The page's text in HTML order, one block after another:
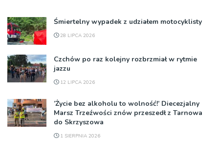
Śmiertelny wypadek z udziałem motocyklisty
28 LIPCA 2026
Czchów po raz kolejny rozbrzmiał w rytmie
jazzu
12 LIPCA 2026
’Życie bez alkoholu to wolność!’ Diecezjalny
Marsz Trzeźwości znów przeszedł z Tarnowa
do Skrzyszowa
1 SIERPNIA 2026